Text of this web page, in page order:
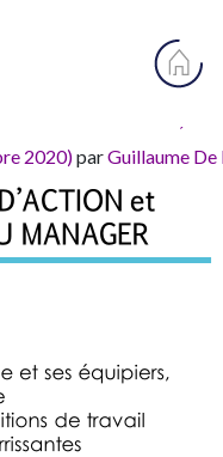
2021
2020)parGuillaume